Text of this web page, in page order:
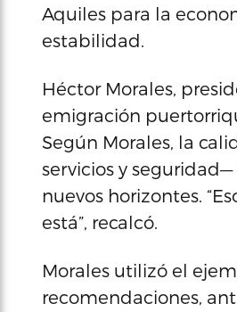
Aquiles para la
estabilidad.
Héctor Morales,
emigración
Según Morales, la
servicios y
nuevos horizontes.
está”, recalcó.
Morales utilizó el
recomendaciones,